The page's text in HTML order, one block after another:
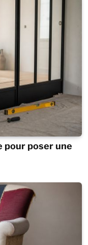
pour poser une